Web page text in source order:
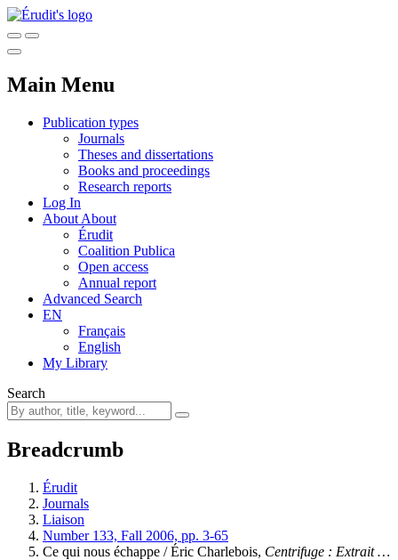
Main Menu
Publication types
Journals
Theses and dissertations
Books and proceedings
Research reports
Log In
About About
Érudit
Coalition Publica
Open access
Annual report
Advanced Search
EN
Français
English
My Library
Search
Breadcrumb
Érudit
Journals
Liaison
Number 133, Fall 2006, pp. 3-65
Ce qui nous échappe / Éric Charlebois, Centrifuge : Extrait …